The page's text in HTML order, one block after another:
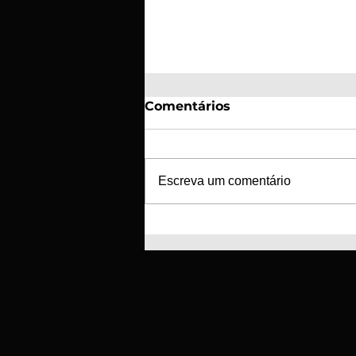
SC Braga e GD Tourizense
unem-se para a criação
Comentários
Escreva um comentário